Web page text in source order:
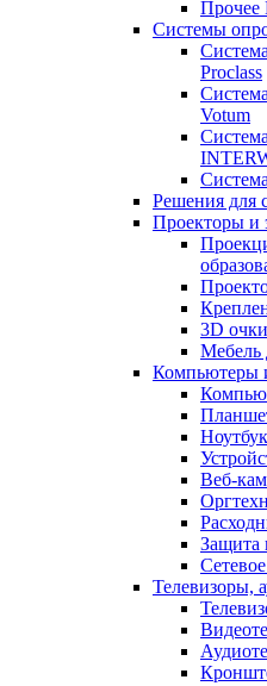
Системы
Proclass
Votum
Решения для
Проекторы и
3D
Мебель
Компьютеры
Веб-
Защита
Телевизоры,